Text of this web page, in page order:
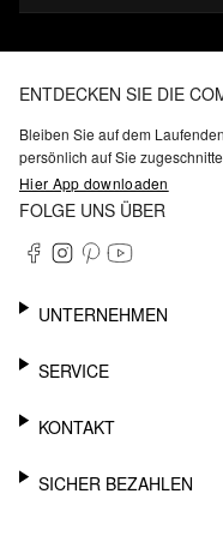
ENTDECKEN SIE DIE
Bleiben Sie auf dem
persönlich auf Sie
Hier App downloaden
FOLGE UNS ÜBER
UNTERNEHMEN
KARRIERE
BARRIEREFREIHEIT
SERVICE
WHATSAPP
MEIN KONTO
KONTAKT
SUPPORT
SICHER BEZAHLEN